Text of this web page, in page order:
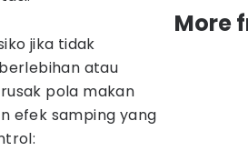
jika tidak
atau
pola makan
efek samping yang
More